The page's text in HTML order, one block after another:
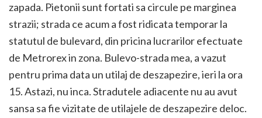
zapada. Pietonii sunt fortati sa circule pe marginea
strazii; strada ce acum a fost ridicata temporar la
statutul de bulevard, din pricina lucrarilor efectuate
de Metrorex in zona. Bulevo-strada mea, a vazut
pentru prima data un utilaj de deszapezire, ieri la ora
15. Astazi, nu inca. Stradutele adiacente nu au avut
sansa sa fie vizitate de utilajele de deszapezire deloc.